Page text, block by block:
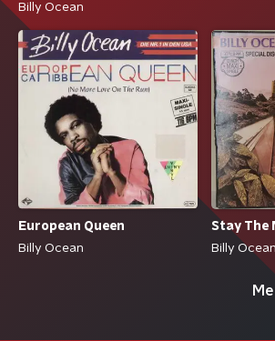
Billy Ocean
European Queen
Billy Ocean
Stay The
Billy Ocean